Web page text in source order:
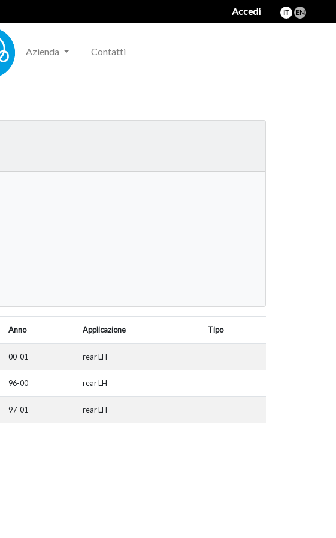
Accedi IT EN
Azienda Contatti
Anno Applicazione Tipo
00-01 rear LH
96-00 rear LH
97-01 rear LH